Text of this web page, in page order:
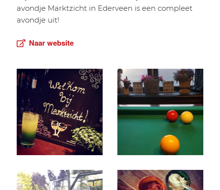
avondje Marktzicht in Ederveen is een compleet
avondje uit!
Naar website